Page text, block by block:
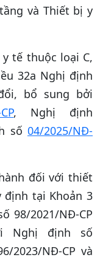
và Thiết bị y
tế thuộc loại C,
32a Nghị định
bổ sung bởi
, Nghị định
số04/2025/NĐ-
đối với thiết
tại Khoản 3
98/2021/NĐ-CP
Nghị định số
2023/NĐ-CP và